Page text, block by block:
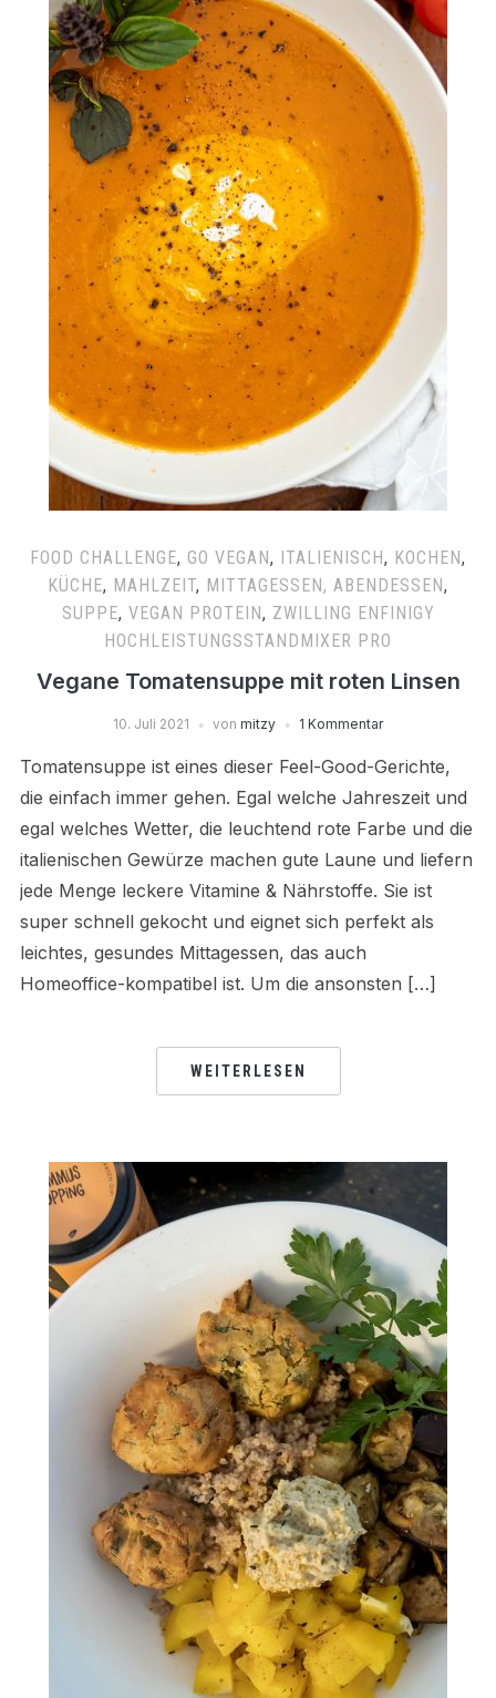
FOOD CHALLENGE, GO VEGAN, ITALIENISCH, KOCHEN,
KÜCHE, MAHLZEIT, MITTAGESSEN, ABENDESSEN,
SUPPE, VEGAN PROTEIN, ZWILLING ENFINIGY
HOCHLEISTUNGSSTANDMIXER PRO
Vegane Tomatensuppe mit roten Linsen
10. Juli 2021 von mitzy 1 Kommentar
Tomatensuppe ist eines dieser Feel-Good-Gerichte,
die einfach immer gehen. Egal welche Jahreszeit und
egal welches Wetter, die leuchtend rote Farbe und die
italienischen Gewürze machen gute Laune und liefern
jede Menge leckere Vitamine & Nährstoffe. Sie ist
super schnell gekocht und eignet sich perfekt als
leichtes, gesundes Mittagessen, das auch
Homeoffice-kompatibel ist. Um die ansonsten […]
WEITERLESEN